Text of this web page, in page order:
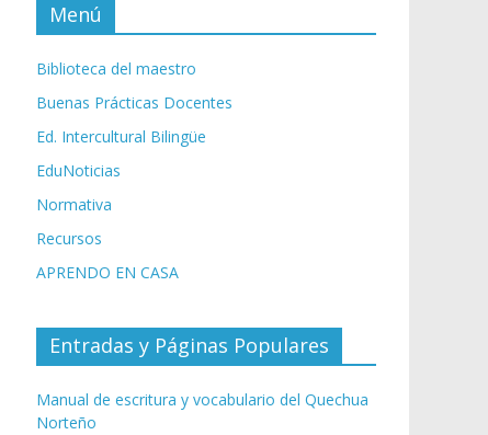
Menú
Biblioteca del maestro
Buenas Prácticas Docentes
Ed. Intercultural Bilingüe
EduNoticias
Normativa
Recursos
APRENDO EN CASA
Entradas y Páginas Populares
Manual de escritura y vocabulario del Quechua
Norteño